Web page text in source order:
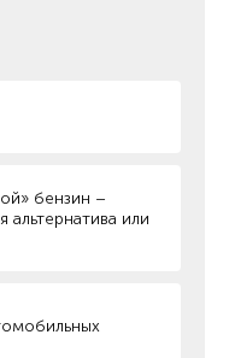
бензин –
альтернатива или